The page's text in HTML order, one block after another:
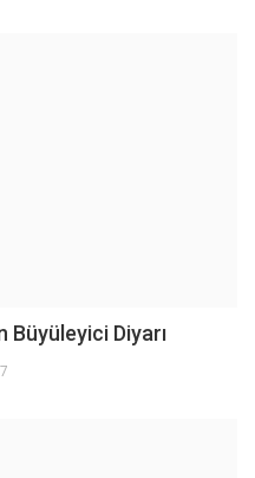
Büyüleyici Diyarı